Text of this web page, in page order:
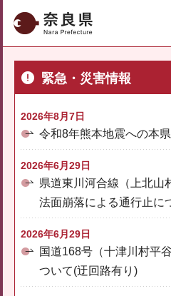
奈良県
緊急・災害情報
2026年8月7日
令和8年熊本地震への本
2026年6月29日
県道東川河合線（上北山
法面崩落による通行止に
2026年6月29日
国道168号（十津川村平
ついて(迂回路有り)